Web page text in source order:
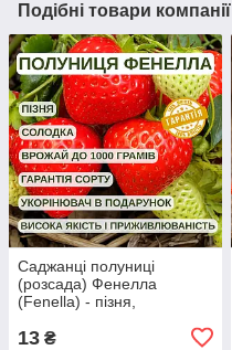
Подібні товари компанії
Саджанці полуниці
(розсада) Фенелла
(Fenella) - пізня,
транспортабельна
13 ₴